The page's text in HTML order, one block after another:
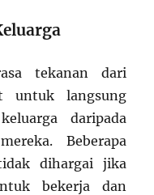
tekanan dari
untuk langsung
daripada
Beberapa
dihargai jika
bekerja dan